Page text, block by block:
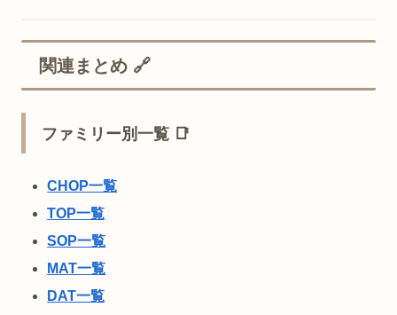
関連まとめ 🔗
ファミリー別一覧 📑
CHOP一覧
TOP一覧
SOP一覧
MAT一覧
DAT一覧